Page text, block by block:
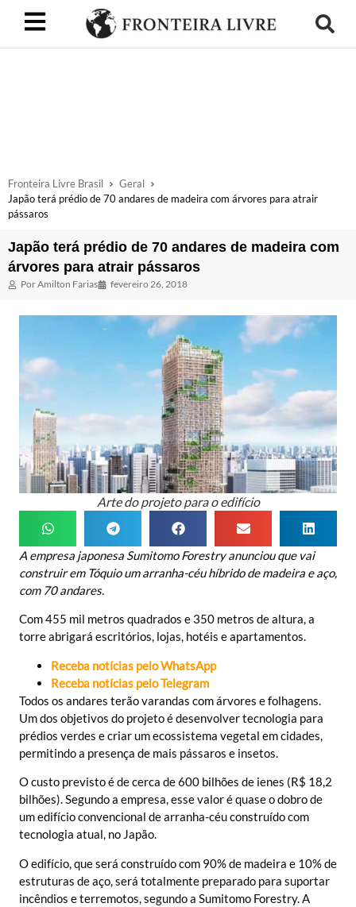
Fronteira Livre Brasil
Geral
Japão terá prédio de 70 andares de madeira com árvores para atrair
pássaros
Japão terá prédio de 70 andares de madeira com
árvores para atrair pássaros
PorAmilton Farias fevereiro 26, 2018
Arte do projeto para o edifício
A empresa japonesa Sumitomo Forestry anunciou que vai
construir em Tóquio um arranha-céu híbrido de madeira e aço,
com 70 andares.
Com 455 mil metros quadrados e 350 metros de altura, a
torre abrigará escritórios, lojas, hotéis e apartamentos.
Receba notícias pelo WhatsApp
Receba notícias pelo Telegram
Todos os andares terão varandas com árvores e folhagens.
Um dos objetivos do projeto é desenvolver tecnologia para
prédios verdes e criar um ecossistema vegetal em cidades,
permitindo a presença de mais pássaros e insetos.
O custo previsto é de cerca de 600 bilhões de ienes (R$ 18,2
bilhões). Segundo a empresa, esse valor é quase o dobro de
um edifício convencional de arranha-céu construído com
tecnologia atual, no Japão.
O edifício, que será construído com 90% de madeira e 10% de
estruturas de aço, será totalmente preparado para suportar
incêndios e terremotos, segundo a Sumitomo Forestry. A